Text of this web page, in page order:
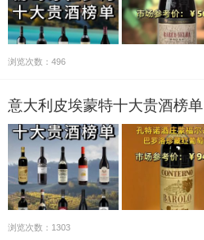
浏览次数：496
意大利皮埃蒙特十大贵酒榜单
浏览次数：1303